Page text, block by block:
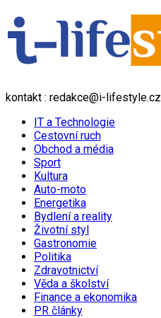
kontakt : redakce@i-lifestyle.cz
IT a Technologie
Cestovní ruch
Obchod a média
Sport
Kultura
Auto-moto
Energetika
Bydlení a reality
Životní styl
Gastronomie
Politika
Zdravotnictví
Věda a školství
Finance a ekonomika
PR články